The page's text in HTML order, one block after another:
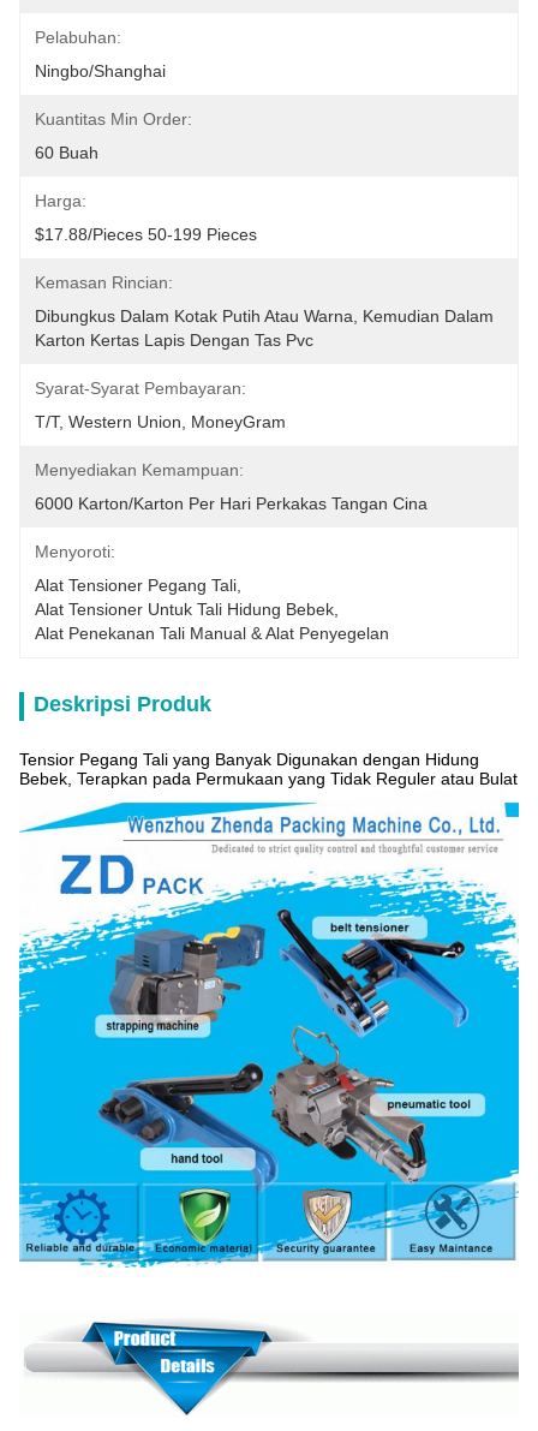
Pelabuhan:
Ningbo/Shanghai
Kuantitas Min Order:
60 Buah
Harga:
$17.88/pieces 50-199 Pieces
Kemasan Rincian:
Dibungkus Dalam Kotak Putih Atau Warna, Kemudian Dalam
Karton Kertas Lapis Dengan Tas Pvc
Syarat-Syarat Pembayaran:
T/T, Western Union, MoneyGram
Menyediakan Kemampuan:
6000 Karton/Karton Per Hari Perkakas Tangan Cina
Menyoroti:
Alat Tensioner Pegang Tali
Alat Tensioner Untuk Tali Hidung Bebek
Alat Penekanan Tali Manual & Alat Penyegelan
Deskripsi Produk
Tensior Pegang Tali yang Banyak Digunakan dengan Hidung
Bebek, Terapkan pada Permukaan yang Tidak Reguler atau Bulat